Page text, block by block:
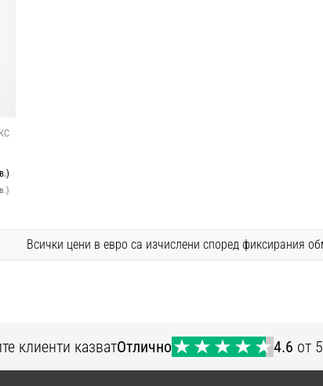
Всички цени в евро са изчислени според фиксирания
клиенти казватОтлично 4.6 от